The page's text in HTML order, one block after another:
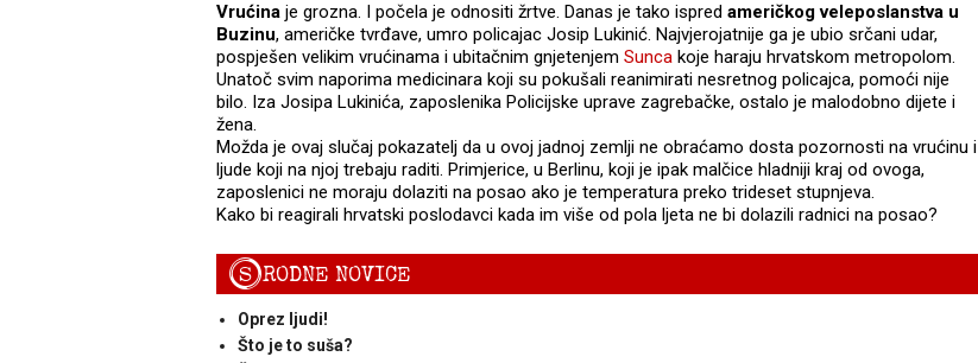
Vrućina je grozna. I počela je odnositi žrtve. Danas je tako ispred američkog veleposlanstva u
Buzinu, američke tvrđave, umro policajac Josip Lukinić. Najvjerojatnije ga je ubio srčani udar,
pospješen velikim vrućinama i ubitačnim gnjetenjem Sunca koje haraju hrvatskom metropolom.
Unatoč svim naporima medicinara koji su pokušali reanimirati nesretnog policajca, pomoći nije
bilo. Iza Josipa Lukinića, zaposlenika Policijske uprave zagrebačke, ostalo je malodobno dijete i
žena.
Možda je ovaj slučaj pokazatelj da u ovoj jadnoj zemlji ne obraćamo dosta pozornosti na vrućinu i
ljude koji na njoj trebaju raditi. Primjerice, u Berlinu, koji je ipak malčice hladniji kraj od ovoga,
zaposlenici ne moraju dolaziti na posao ako je temperatura preko trideset stupnjeva.
Kako bi reagirali hrvatski poslodavci kada im više od pola ljeta ne bi dolazili radnici na posao?
SRODNE NOVICE
Oprez ljudi!
Što je to suša?